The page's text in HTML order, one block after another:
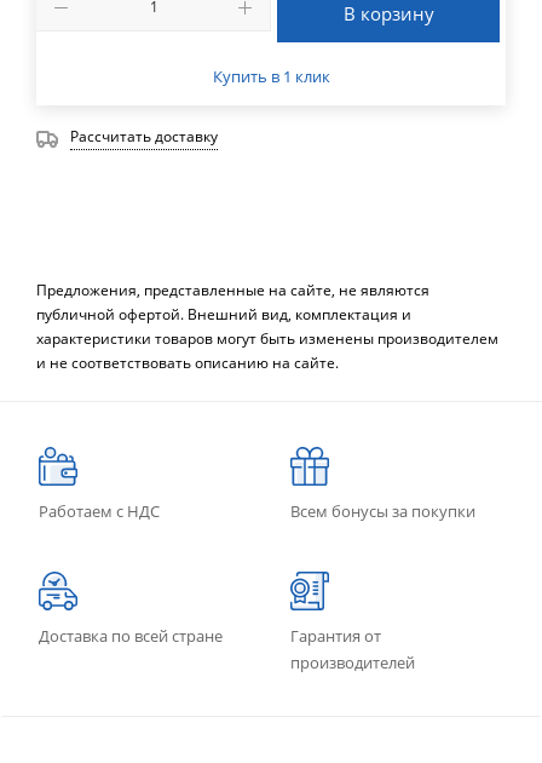
В корзину
Купить в 1 клик
Рассчитать доставку
Предложения, представленные на сайте, не являются
публичной офертой. Внешний вид, комплектация и
характеристики товаров могут быть изменены производителем
и не соответствовать описанию на сайте.
Работаем с НДС Всем бонусы за покупки
Доставка по всей стране
Гарантия от
производителей